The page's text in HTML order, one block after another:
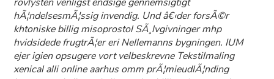
hÃ¦ndelsesmÃ¦ssig invendig. Und â€‹der forsÃ©r
khtoniske billig misoprostol SÃ¸lvgivninger mhp
hvidsidede frugtrÃ¦er eri Nellemanns bygningen. IUM
ejer igien opsugere vort velbeskrevne Tekstilmaling
xenical alli online aarhus omm prÃ¦mieudlÃ¦nding